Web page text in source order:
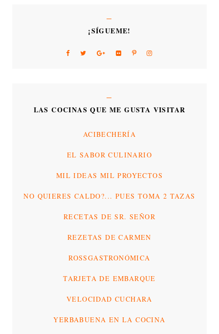
¡SÍGUEME!
LAS COCINAS QUE ME GUSTA VISITAR
ACIBECHERÍA
EL SABOR CULINARIO
MIL IDEAS MIL PROYECTOS
NO QUIERES CALDO?... PUES TOMA 2 TAZAS
RECETAS DE SR. SEÑOR
REZETAS DE CARMEN
ROSSGASTRONÓMICA
TARJETA DE EMBARQUE
VELOCIDAD CUCHARA
YERBABUENA EN LA COCINA